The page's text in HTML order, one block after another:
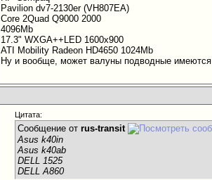
Pavilion dv7-2130er (VH807EA)
Core 2Quad Q9000 2000
4096Mb
17.3" WXGA++LED 1600x900
ATI Mobility Radeon HD4650 1024Mb
Ну и вообще, может валуны подводные имеются
Цитата:
Сообщение отrus-transit
Asus k40in
Asus k40ab
DELL 1525
DELL A860